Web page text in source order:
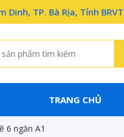
TP. Bà Rịa, Tỉnh BRVT
TRANG CHỦ
6 ngăn A1